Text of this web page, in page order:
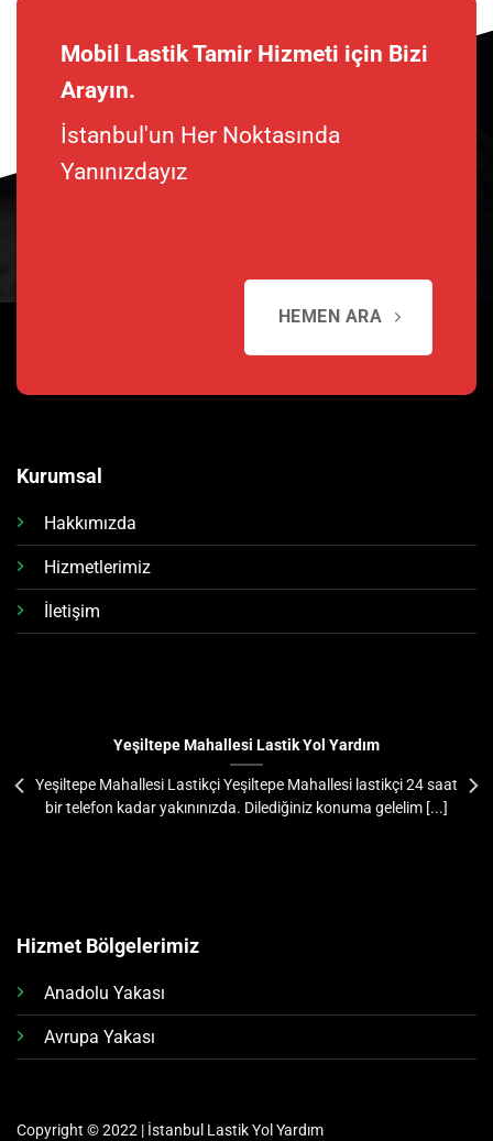
Mobil Lastik Tamir Hizmeti için Bizi
Arayın.
İstanbul'un Her Noktasında
Yanınızdayız
HEMEN ARA
Kurumsal
Hakkımızda
Hizmetlerimiz
İletişim
Yeşiltepe Mahallesi Lastik Yol Yardım
Yeşiltepe Mahallesi Lastikçi Yeşiltepe Mahallesi lastikçi 24 saat
bir telefon kadar yakınınızda. Dilediğiniz konuma gelelim [...]
Hizmet Bölgelerimiz
Anadolu Yakası
Avrupa Yakası
Copyright © 2022 | İstanbul Lastik Yol Yardım